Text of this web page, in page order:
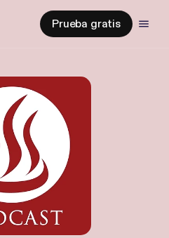
Prueba gratis